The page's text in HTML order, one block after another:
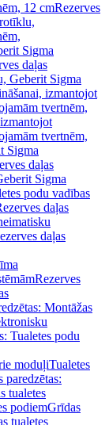
12 cmRezerves
Sigma
daļas
Geberit Sigma
izmantojot
tvertnēm,
tvertnēm,
Sigma
daļas
Sigma
podu vadības
daļas
daļas
Rezerves
Montāžas
Tualetes podu
moduļiTualetes
paredzētas:
tualetes
podiemGrīdas
tualetes